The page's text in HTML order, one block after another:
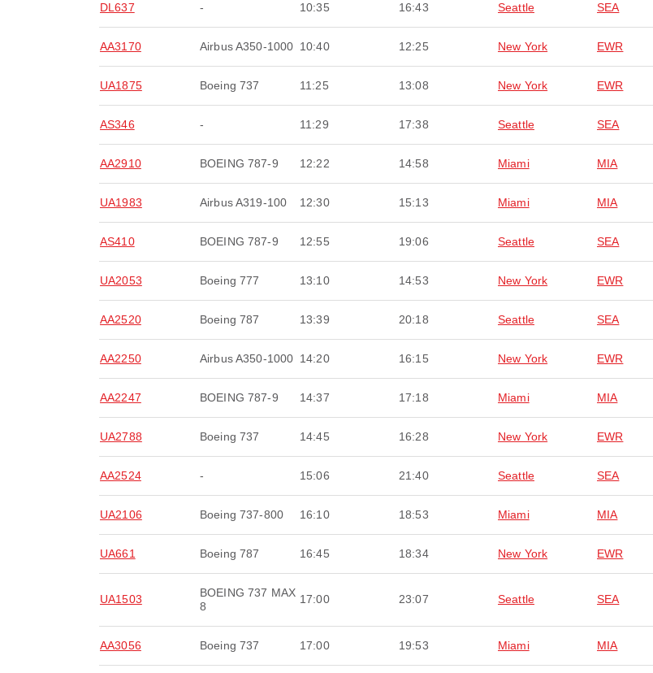
DL637 - 10:35 16:43 Seattle SEA
AA3170 Airbus A350-1000 10:40 12:25 New York EWR
UA1875 Boeing 737 11:25 13:08 New York EWR
AS346 - 11:29 17:38 Seattle SEA
AA2910 BOEING 787-9 12:22 14:58 Miami MIA
UA1983 Airbus A319-100 12:30 15:13 Miami MIA
AS410 BOEING 787-9 12:55 19:06 Seattle SEA
UA2053 Boeing 777 13:10 14:53 New York EWR
AA2520 Boeing 787 13:39 20:18 Seattle SEA
AA2250 Airbus A350-1000 14:20 16:15 New York EWR
AA2247 BOEING 787-9 14:37 17:18 Miami MIA
UA2788 Boeing 737 14:45 16:28 New York EWR
AA2524 - 15:06 21:40 Seattle SEA
UA2106 Boeing 737-800 16:10 18:53 Miami MIA
UA661 Boeing 787 16:45 18:34 New York EWR
UA1503
BOEING 737 MAX
8
17:00 23:07 Seattle SEA
AA3056 Boeing 737 17:00 19:53 Miami MIA